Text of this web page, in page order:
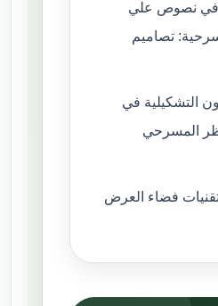
في نصوص علي
تصاميم
التشكيلية في
المسرحي
تقنيات فضاء العرض